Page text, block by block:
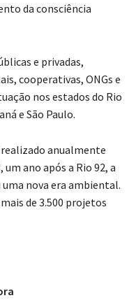
da consciência
e privadas,
cooperativas, ONGs e
nos estados do Rio
e São Paulo.
anualmente
ano após a Rio 92, a
nova era ambiental.
de 3.500 projetos